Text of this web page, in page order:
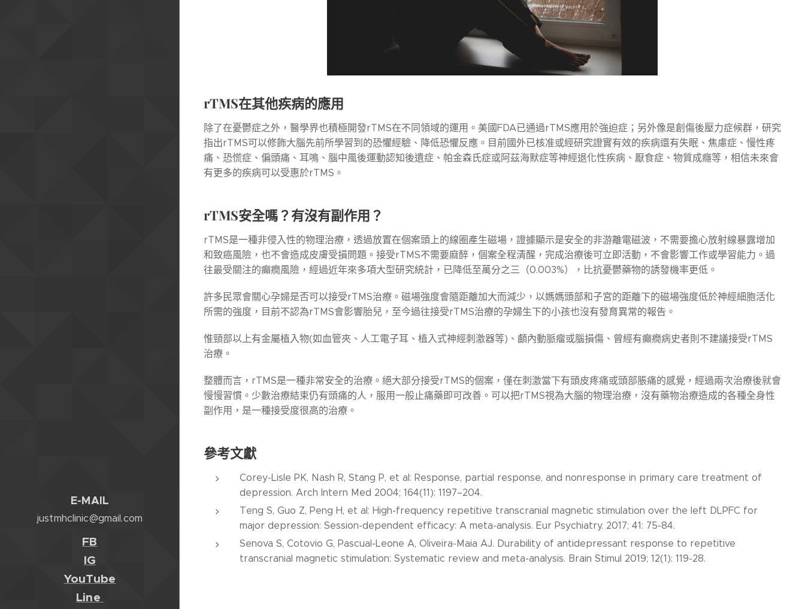
rTMS在其他疾病的應用
除了在憂鬱症之外，醫學界也積極開發rTMS在不同領域的運用。美國FDA已通過rTMS應用於強迫症；另外像是創傷後壓力症候群，研究
指出rTMS可以修飾大腦先前所學習到的恐懼經驗、降低恐懼反應。目前國外已核准或經研究證實有效的疾病還有失眠、焦慮症、慢性疼
痛、恐慌症、偏頭痛、耳鳴、腦中風後運動認知後遺症、帕金森氏症或阿茲海默症等神經退化性疾病、厭食症、物質成癮等，相信未來會
有更多的疾病可以受惠於rTMS。
rTMS安全嗎？ 有沒有副作用？
rTMS是一種非侵入性的物理治療，透過放置在個案頭上的線圈產生磁場，證據顯示是安全的非游離電磁波，不需要擔心放射線暴露增加
和致癌風險，也不會造成皮膚受損問題。接受rTMS不需要麻醉，個案全程清醒，完成治療後可立即活動，不會影響工作或學習能力。過
往最受關注的癲癇風險，經過近年來多項大型研究統計，已降低至萬分之三（0.003%），比抗憂鬱藥物的誘發機率更低。
許多民眾會關心孕婦是否可以接受rTMS治療。磁場強度會隨距離加大而減少，以媽媽頭部和子宮的距離下的磁場強度低於神經細胞活化
所需的強度，目前不認為rTMS會影響胎兒，至今過往接受rTMS治療的孕婦生下的小孩也沒有發育異常的報告。
惟頸部以上有金屬植入物(如血管夾、人工電子耳、植入式神經刺激器等)、顱內動脈瘤或腦損傷、曾經有癲癇病史者則不建議接受rTMS
治療。
整體而言，rTMS是一種非常安全的治療。絕大部分接受rTMS的個案，僅在刺激當下有頭皮疼痛或頭部脹痛的感覺，經過兩次治療後就會
慢慢習慣。少數治療結束仍有頭痛的人，服用一般止痛藥即可改善。可以把rTMS視為大腦的物理治療，沒有藥物治療造成的各種全身性
副作用，是一種接受度很高的治療。
參考文獻
Corey-Lisle PK, Nash R, Stang P, et al: Response, partial response, and nonresponse in primary care treatment of
depression. Arch Intern Med 2004; 164(11): 1197–204.
Teng S, Guo Z, Peng H, et al: High-frequency repetitive transcranial magnetic stimulation over the left DLPFC for
major depression: Session-dependent efficacy: A meta-analysis. Eur Psychiatry. 2017; 41: 75-84.
Senova S, Cotovio G, Pascual-Leone A, Oliveira-Maia AJ. Durability of antidepressant response to repetitive
transcranial magnetic stimulation: Systematic review and meta-analysis. Brain Stimul 2019; 12(1): 119-28.
E-MAIL
justmhclinic@gmail.com
FB
IG
YouTube
Line